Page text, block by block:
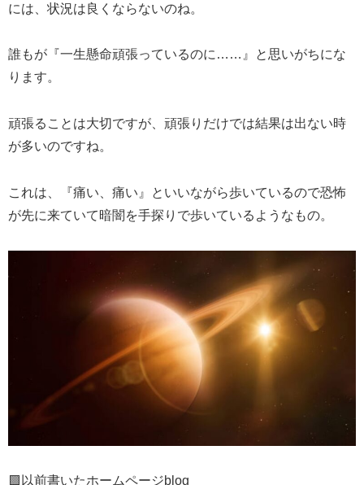
には、状況は良くならないのね。
誰もが『一生懸命頑張っているのに……』と思いがちにな
ります。
頑張ることは大切ですが、頑張りだけでは結果は出ない時
が多いのですね。
これは、『痛い、痛い』といいながら歩いているので恐怖
が先に来ていて暗闇を手探りで歩いているようなもの。
🟪以前書いたホームページblog